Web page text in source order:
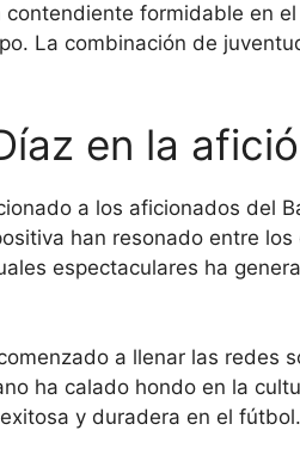
formidable en
La combinación de
en la
a los aficionados del
han resonado entre
espectaculares ha
a llenar las redes
ha calado hondo en la
y duradera en el fútbol.